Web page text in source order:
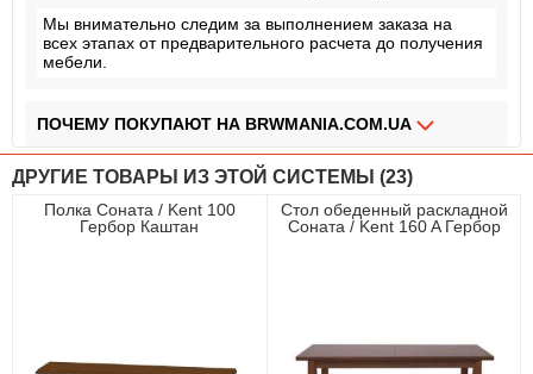
Мы внимательно следим за выполнением заказа на
всех этапах от предварительного расчета до получения
мебели.
ПОЧЕМУ ПОКУПАЮТ НА BRWMANIA.COM.UA
ДОСТАВКА ЗА 2 ДНЯ
ПЛАТИ АВАНС, А ОСТАЛЬНОЕ ПРИ ПОЛУЧЕНИИ
ДРУГИЕ ТОВАРЫ ИЗ ЭТОЙ СИСТЕМЫ (23)
Полка Соната / Kent 100
Гербор Каштан
Стол обеденный раскладной
Соната / Kent 160 A Гербор